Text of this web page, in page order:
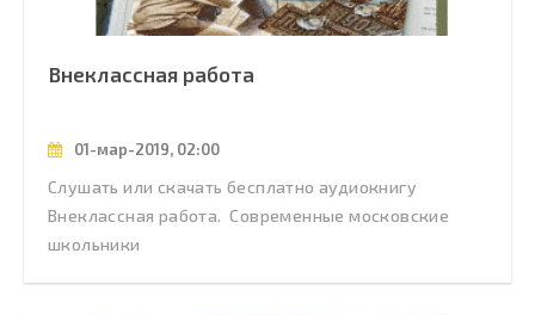
Внеклассная работа
01-мар-2019, 02:00
Слушать или скачать бесплатно аудиокнигу
Внеклассная работа. Современные московские
школьники